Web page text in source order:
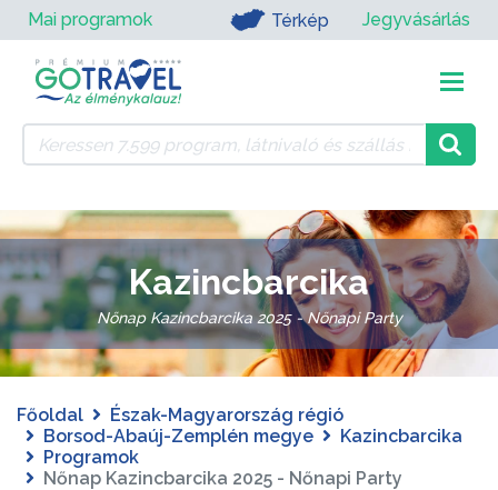
Mai programok Térkép Jegyvásárlás
Kazincbarcika
Nőnap Kazincbarcika 2025 - Nőnapi Party
Főoldal
Észak-Magyarország régió
Borsod-Abaúj-Zemplén megye
Kazincbarcika
Programok
Nőnap Kazincbarcika 2025 - Nőnapi Party